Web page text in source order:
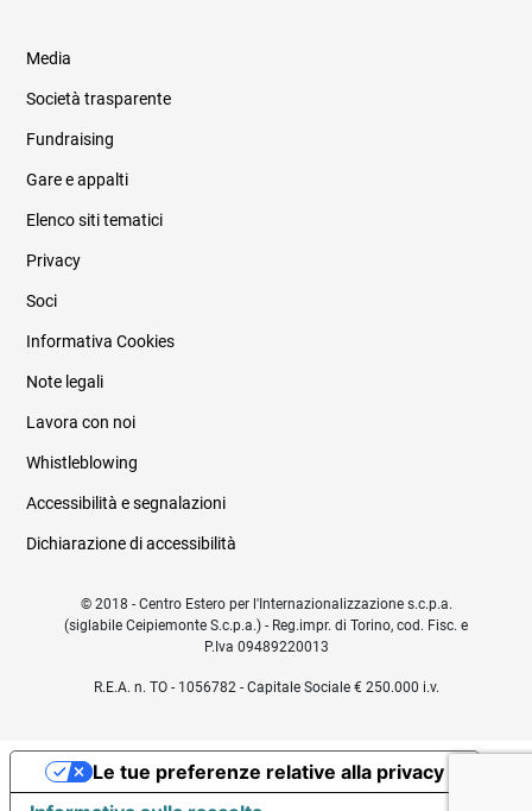
Informazioni legali e trasparenza
Media
Società trasparente
Fundraising
Gare e appalti
Elenco siti tematici
Privacy
Soci
Informativa Cookies
Note legali
Lavora con noi
Whistleblowing
Accessibilità e segnalazioni
Dichiarazione di accessibilità
© 2018 - Centro Estero per l'Internazionalizzazione s.c.p.a.
(siglabile Ceipiemonte S.c.p.a.) - Reg.impr. di Torino, cod. Fisc. e
P.Iva 09489220013
R.E.A. n. TO - 1056782 - Capitale Sociale € 250.000 i.v.
Le tue preferenze relative alla privacy